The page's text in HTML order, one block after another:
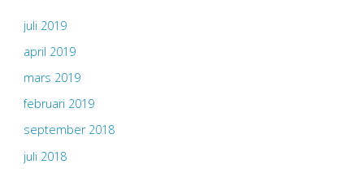
juli 2019
april 2019
mars 2019
februari 2019
september 2018
juli 2018